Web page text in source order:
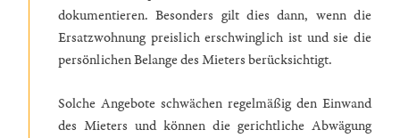
dokumentieren. Besonders gilt dies dann, wenn die
Ersatzwohnung preislich erschwinglich ist und sie die
persönlichen Belange des Mieters berücksichtigt.
Solche Angebote schwächen regelmäßig den Einwand
des Mieters und können die gerichtliche Abwägung